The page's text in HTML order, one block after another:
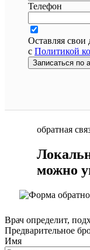
Телефон
Оставляя свои
с Политикой
Записаться по
обратная
можно
Врач определит,
Предварительное
Имя